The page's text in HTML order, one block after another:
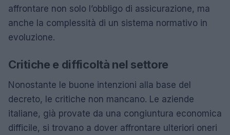
affrontare non solo l’obbligo di assicurazione, ma
anche la complessità di un sistema normativo in
evoluzione.
Critiche e difficoltà nel settore
Nonostante le buone intenzioni alla base del
decreto, le critiche non mancano. Le aziende
italiane, già provate da una congiuntura economica
difficile, si trovano a dover affrontare ulteriori oneri